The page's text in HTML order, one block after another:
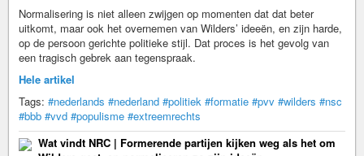
Normalisering is niet alleen zwijgen op momenten dat dat beter
uitkomt, maar ook het overnemen van Wilders’ ideeën, en zijn harde,
op de persoon gerichte politieke stijl. Dat proces is het gevolg van
een tragisch gebrek aan tegenspraak.
Hele artikel
Tags: #nederlands #nederland #politiek #formatie #pvv #wilders #nsc
#bbb #vvd #populisme #extreemrechts
Wat vindt NRC | Formerende partijen kijken weg als het om